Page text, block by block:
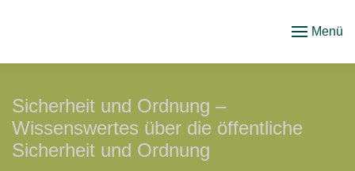
Hauptinhalt
Menü
Sicherheit und Ordnung –
Wissenswertes über die öffentliche
Sicherheit und Ordnung